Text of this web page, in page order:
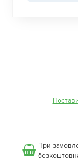
При